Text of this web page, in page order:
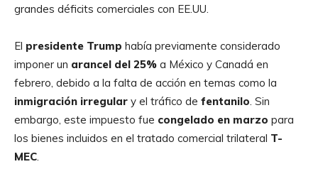
grandes déficits comerciales con EE.UU.
El presidente Trump había previamente considerado
imponer un arancel del 25% a México y Canadá en
febrero, debido a la falta de acción en temas como la
inmigración irregular y el tráfico de fentanilo. Sin
embargo, este impuesto fue congelado en marzo para
los bienes incluidos en el tratado comercial trilateral T-
MEC.